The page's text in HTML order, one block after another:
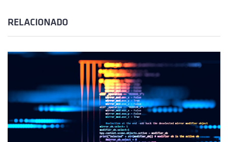
RELACIONADO